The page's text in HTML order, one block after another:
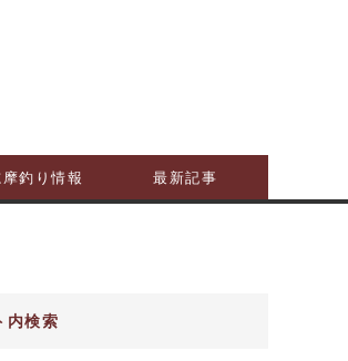
釣り情報 最新記事
内検索